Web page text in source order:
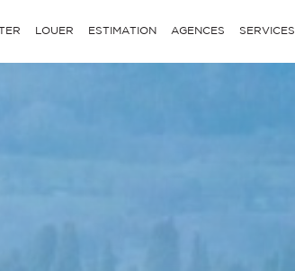
LOUER ESTIMATION AGENCES SERVICES